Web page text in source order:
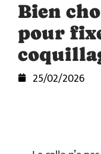
Bien
pour
25/02/2026